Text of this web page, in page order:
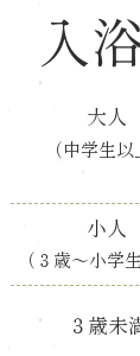
入
大人
（中学生以
小人
（３歳〜小学
３歳未